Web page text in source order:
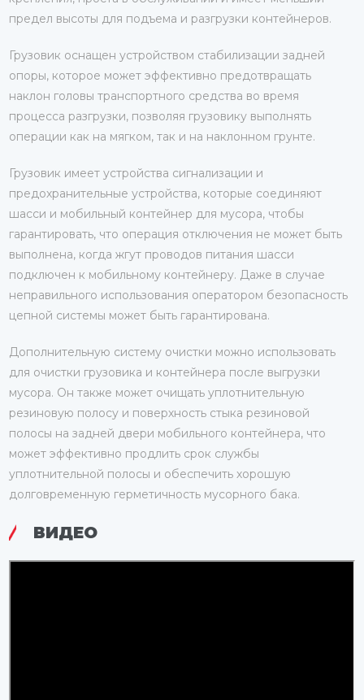
предел высоты для подъема и разгрузки контейнеров.
Грузовик оснащен устройством стабилизации задней
опоры, которое может эффективно предотвращать
наклон головы транспортного средства во время
процесса разгрузки, позволяя грузовику выполнять
операции как на мягком, так и на наклонном грунте.
Грузовик имеет устройства сигнализации и
предохранительные устройства, которые соединяют
шасси и мобильный контейнер для мусора, чтобы
гарантировать, что операция отключения не может быть
выполнена, когда жгут проводов питания шасси
подключен к мобильному контейнеру. Даже в случае
неправильного использования оператором безопасность
цепной системы может быть гарантирована.
Дополнительную систему очистки можно использовать
для очистки грузовика и контейнера после выгрузки
мусора. Он также может очищать уплотнительную
резиновую полосу и поверхность стыка резиновой
полосы на задней двери мобильного контейнера, что
может эффективно продлить срок службы
уплотнительной полосы и обеспечить хорошую
долговременную герметичность мусорного бака.
ВИДЕО